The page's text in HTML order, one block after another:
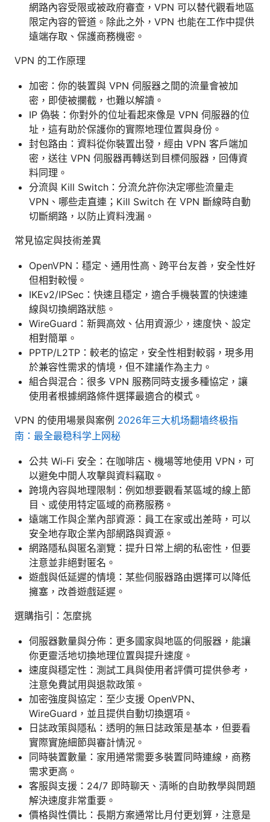
網路內容受限或被政府審查，VPN 可以替代觀看地區
限定內容的管道。除此之外，VPN 也能在工作中提供
遠端存取、保護商務機密。
VPN 的工作原理
加密：你的裝置與 VPN 伺服器之間的流量會被加
密，即使被攔截，也難以解讀。
IP 偽裝：你對外的位址看起來像是 VPN 伺服器的位
址，這有助於保護你的實際地理位置與身份。
封包路由：資料從你裝置出發，經由 VPN 客戶端加
密，送往 VPN 伺服器再轉送到目標伺服器，回傳資
料同理。
分流與 Kill Switch：分流允許你決定哪些流量走
VPN、哪些走直連；Kill Switch 在 VPN 斷線時自動
切斷網路，以防止資料洩漏。
常見協定與技術差異
OpenVPN：穩定、通用性高、跨平台友善，安全性好
但相對較慢。
IKEv2/IPSec：快速且穩定，適合手機裝置的快速連
線與切換網路狀態。
WireGuard：新興高效、佔用資源少，速度快、設定
相對簡單。
PPTP/L2TP：較老的協定，安全性相對較弱，現多用
於兼容性需求的情境，但不建議作為主力。
組合與混合：很多 VPN 服務同時支援多種協定，讓
使用者根據網路條件選擇最適合的模式。
VPN 的使用場景與案例 2026年三大机场翻墙终极指
南：最全最稳科学上网秘
公共 Wi‑Fi 安全：在咖啡店、機場等地使用 VPN，可
以避免中間人攻擊與資料竊取。
跨境內容與地理限制：例如想要觀看某區域的線上節
目、或使用特定區域的商務服務。
遠端工作與企業內部資源：員工在家或出差時，可以
安全地存取企業內部網路與資源。
網路隱私與匿名瀏覽：提升日常上網的私密性，但要
注意並非絕對匿名。
遊戲與低延遲的情境：某些伺服器路由選擇可以降低
擁塞，改善遊戲延遲。
選購指引：怎麼挑
伺服器數量與分佈：更多國家與地區的伺服器，能讓
你更靈活地切換地理位置與提升速度。
速度與穩定性：測試工具與使用者評價可提供參考，
注意免費試用與退款政策。
加密強度與協定：至少支援 OpenVPN、
WireGuard，並且提供自動切換選項。
日誌政策與隱私：透明的無日誌政策是基本，但要看
實際實施細節與審計情況。
同時裝置數量：家用通常需要多裝置同時連線，商務
需求更高。
客服與支援：24/7 即時聊天、清晰的自助教學與問題
解決速度非常重要。
價格與性價比：長期方案通常比月付更划算，注意是